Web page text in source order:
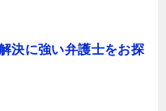
決に強い弁護士をお探